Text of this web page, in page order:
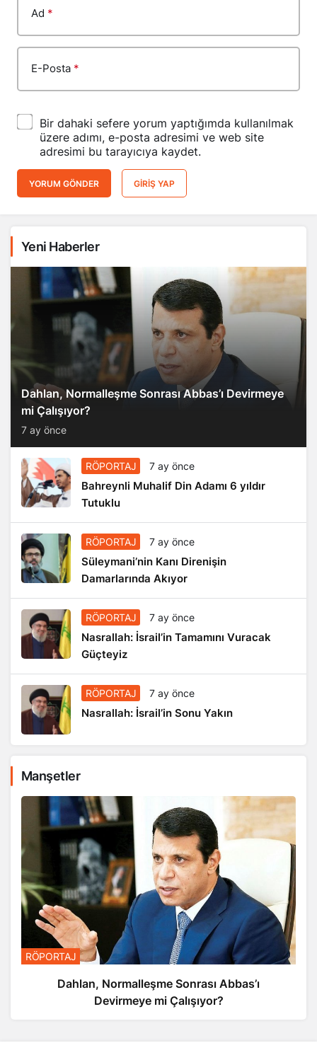
Ad *
E-Posta *
Bir dahaki sefere yorum yaptığımda kullanılmak
üzere adımı, e-posta adresimi ve web site
adresimi bu tarayıcıya kaydet.
YORUM GÖNDER GIRIŞ YAP
Yeni Haberler
Dahlan, Normalleşme Sonrası Abbas’ı Devirmeye
mi Çalışıyor?
7 ay önce
RÖPORTAJ 7 ay önce
Bahreynli Muhalif Din Adamı 6 yıldır
Tutuklu
RÖPORTAJ 7 ay önce
Süleymani’nin Kanı Direnişin
Damarlarında Akıyor
RÖPORTAJ 7 ay önce
Nasrallah: İsrail’in Tamamını Vuracak
Güçteyiz
RÖPORTAJ 7 ay önce
Nasrallah: İsrail’in Sonu Yakın
Manşetler
RÖPORTAJ
Dahlan, Normalleşme Sonrası Abbas’ı
Devirmeye mi Çalışıyor?